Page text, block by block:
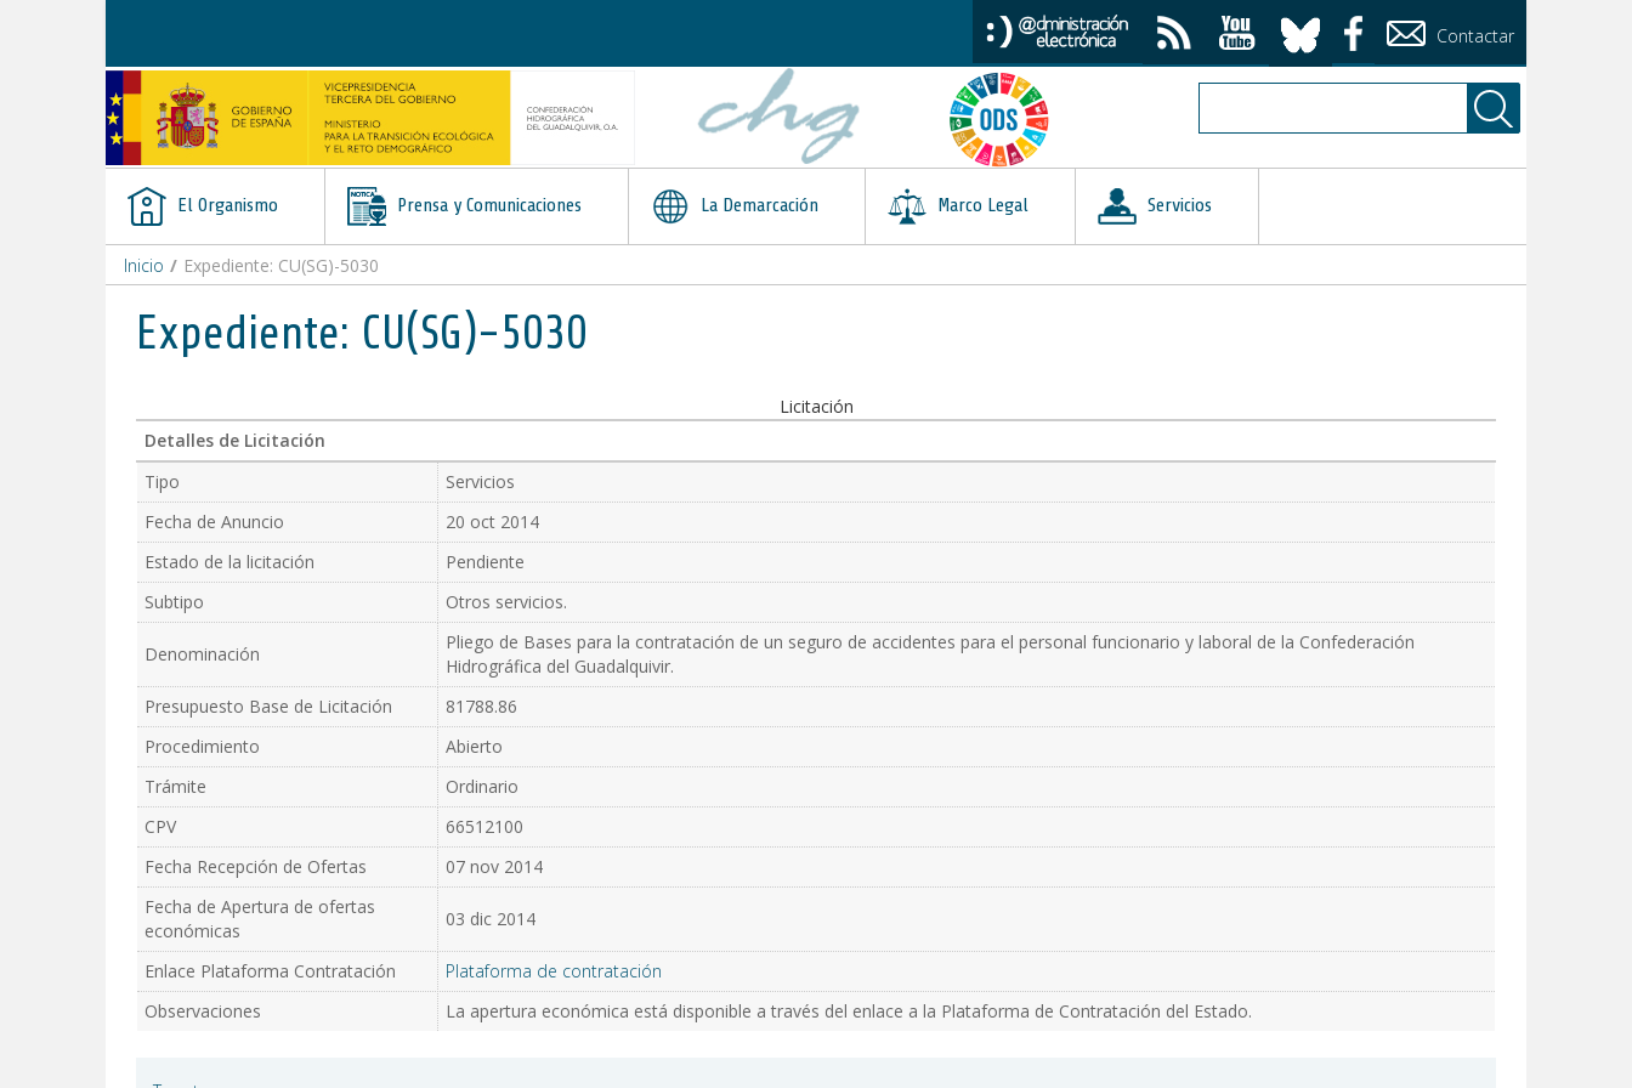
Contactar
El Organismo Prensa y Comunicaciones La Demarcación Marco Legal Servicios
Inicio / Expediente: CU(SG)-5030
Expediente: CU(SG)-5030
Licitación
Detalles de Licitación
Tipo
Servicios
Fecha de Anuncio
20 oct 2014
Estado de la licitación
Pendiente
Subtipo
Otros servicios.
Denominación
Pliego de Bases para la contratación de un seguro de accidentes para el personal funcionario y laboral de la Confederación
Hidrográfica del Guadalquivir.
Presupuesto Base de Licitación
81788.86
Procedimiento
Abierto
Trámite
Ordinario
CPV
66512100
Fecha Recepción de Ofertas
07 nov 2014
Fecha de Apertura de ofertas
económicas
03 dic 2014
Enlace Plataforma Contratación
Plataforma de contratación
Observaciones
La apertura económica está disponible a través del enlace a la Plataforma de Contratación del Estado.